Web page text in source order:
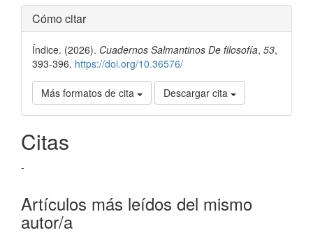
Detalles
del
artículo
Cómo citar
Índice. (2026). Cuadernos Salmantinos De filosofía, 53,
393-396. https://doi.org/10.36576/
Más formatos de cita Descargar cita
Citas
-
Artículos más leídos del mismo
autor/a